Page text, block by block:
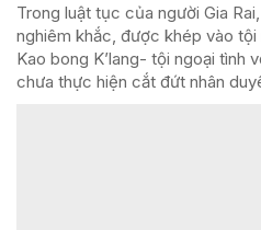
Trong luật tục của người Gia
nghiêm khắc, được khép vào
Kao bong K’lang- tội ngoại tình
chưa thực hiện cắt đứt nhân